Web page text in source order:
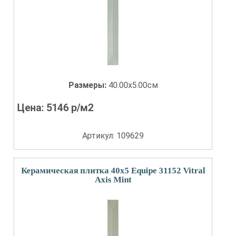
Размеры: 40.00x5.00см
Цена: 5146 р/м2
Артикул: 109629
Керамическая плитка 40x5 Equipe 31152 Vitral
Axis Mint